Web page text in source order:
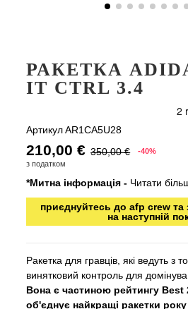
РАКЕТКА
IT CTRL 3.4
Артикул AR1CA5U28
210,00 € 350,00 €
-40%
з податком
*Митна інформація - Читати
приєднуйтесь до afp crew
на наступній
Ракетка для гравців, які ведуть з
винятковий контроль для
Вона є частиною рейтингу Best
об'єднує найкращі ракетки року